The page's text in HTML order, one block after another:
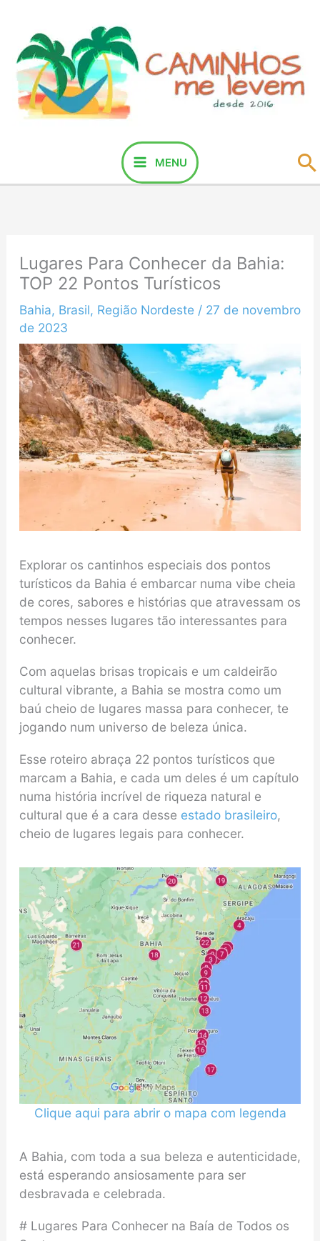
conteúdo
MENU
Lugares Para Conhecer da Bahia:
TOP 22 Pontos Turísticos
Bahia, Brasil, Região Nordeste/ 27 de novembro
de 2023
Explorar os cantinhos especiais dos pontos
turísticos da Bahia é embarcar numa vibe cheia
de cores, sabores e histórias que atravessam os
tempos nesses lugares tão interessantes para
conhecer.
Com aquelas brisas tropicais e um caldeirão
cultural vibrante, a Bahia se mostra como um
baú cheio de lugares massa para conhecer, te
jogando num universo de beleza única.
Esse roteiro abraça 22 pontos turísticos que
marcam a Bahia, e cada um deles é um capítulo
numa história incrível de riqueza natural e
cultural que é a cara desse estado brasileiro,
cheio de lugares legais para conhecer.
Clique aqui para abrir o mapa com legenda
A Bahia, com toda a sua beleza e autenticidade,
está esperando ansiosamente para ser
desbravada e celebrada.
# Lugares Para Conhecer na Baía de Todos os